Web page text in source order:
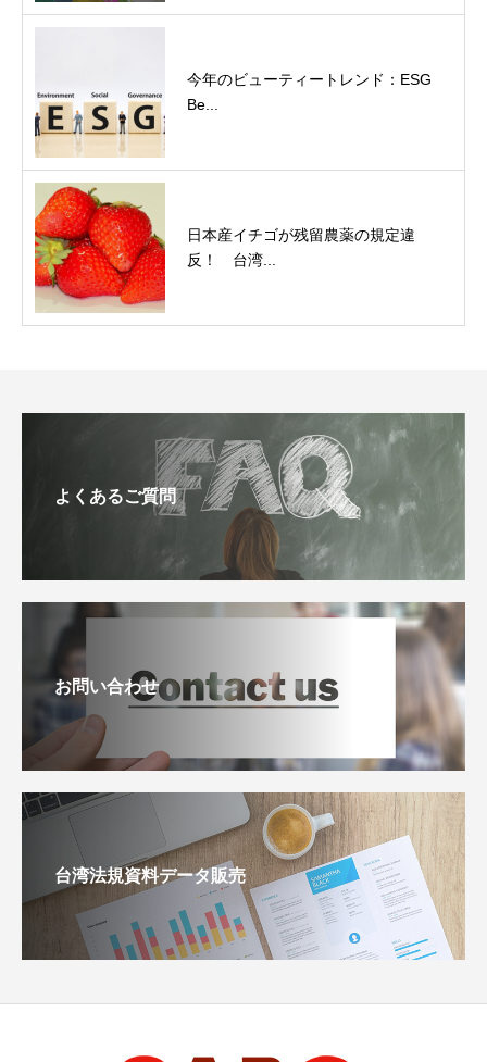
今年のビューティートレンド：ESG
Be...
日本産イチゴが残留農薬の規定違
反！ 台湾...
よくあるご質問
お問い合わせ
台湾法規資料データ販売